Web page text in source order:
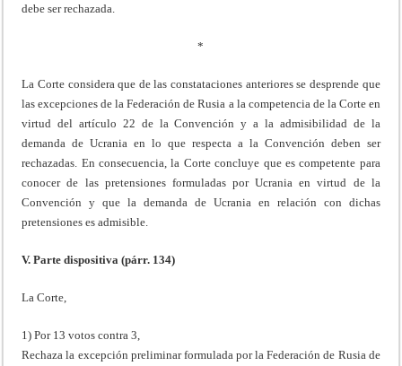
debe ser rechazada.
*
La Corte considera que de las constataciones anteriores se desprende que
las excepciones de la Federación de Rusia a la competencia de la Corte en
virtud del artículo 22 de la Convención y a la admisibilidad de la
demanda de Ucrania en lo que respecta a la Convención deben ser
rechazadas. En consecuencia, la Corte concluye que es competente para
conocer de las pretensiones formuladas por Ucrania en virtud de la
Convención y que la demanda de Ucrania en relación con dichas
pretensiones es admisible.
V. Parte dispositiva (párr. 134)
La Corte,
1) Por 13 votos contra 3,
Rechaza la excepción preliminar formulada por la Federación de Rusia de